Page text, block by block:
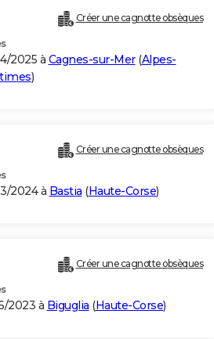
Créer une cagnotte obsèques
2025 à Cagnes-sur-Mer(Alpes-
)
Créer une cagnotte obsèques
2024 à Bastia (Haute-Corse)
Créer une cagnotte obsèques
2023 à Biguglia (Haute-Corse)